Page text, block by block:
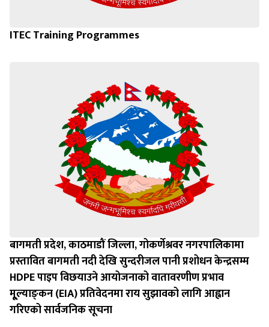
ITEC Training Programmes
बागमती प्रदेश, काठमाडौं जिल्ला, गोकर्णेश्रवर नगरपालिकामा
प्रस्तावित बागमती नदी देखि सुन्दरीजल पानी प्रशोधन केन्द्रसम्म
HDPE पाइप विछयाउने आयोजनाको वातावरणीण प्रभाव
मू्ल्याङ्‍कन (EIA) प्रतिवेदनमा राय सुझावको लागि आह्वान
गरिएको सार्वजनिक सूचना